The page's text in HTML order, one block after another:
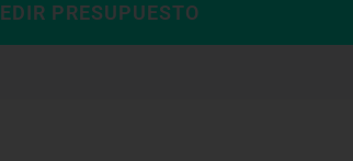
PRESUPUESTO